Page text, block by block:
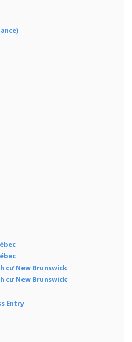
cư New Brunswick
cư New Brunswick
Entry